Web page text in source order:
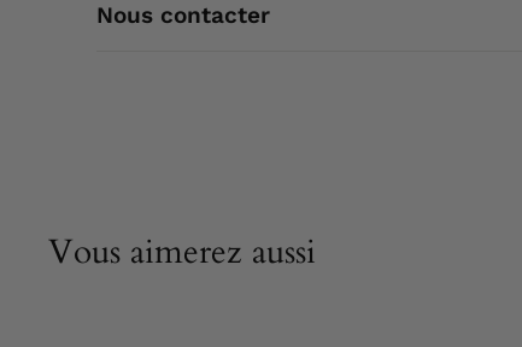
Nous contacter
Vous aimerez aussi